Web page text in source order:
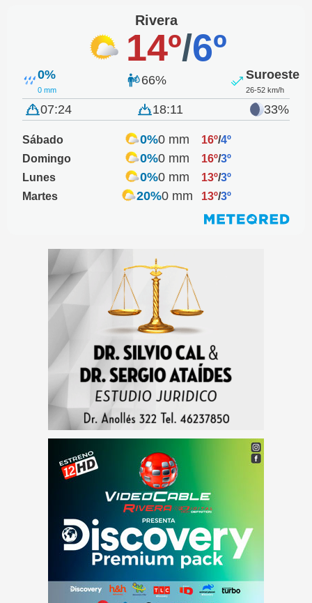
Rivera
14º/6º
0%
0 mm
66% Suroeste
26-52 km/h
07:24 18:11 33%
Sábado 0%0 mm 16º/4º
Domingo
0%0 mm 16º/3º
Lunes
0%0 mm 13º/3º
Martes
20%0 mm 13º/3º